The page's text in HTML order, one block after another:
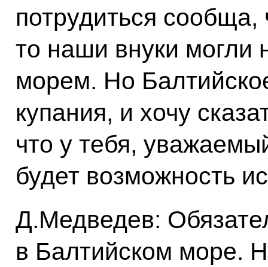
потрудиться
то наши внуки могли
морем. Но
купания, и хочу
что у тебя,
будет возможность
Д.Медведев:
в Балтийском море.